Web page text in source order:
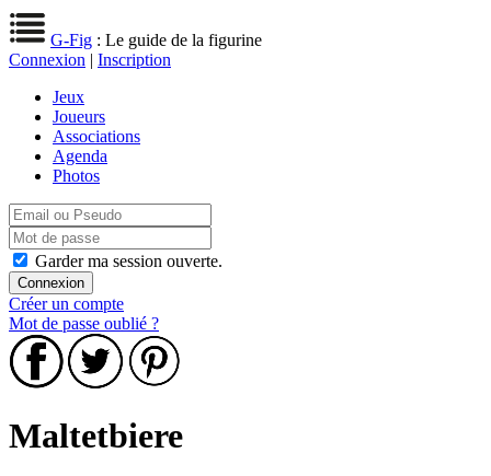
G-Fig : Le guide de la figurine
Connexion | Inscription
Jeux
Joueurs
Associations
Agenda
Photos
Garder ma session ouverte.
Créer un compte
Mot de passe oublié ?
Maltetbiere